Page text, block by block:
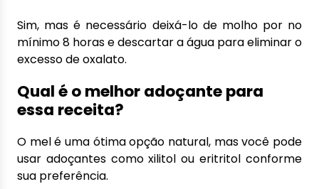
Sim, mas é necessário deixá-lo de molho por no
mínimo 8 horas e descartar a água para eliminar o
excesso de oxalato.
Qual é o melhor adoçante para
essa receita?
O mel é uma ótima opção natural, mas você pode
usar adoçantes como xilitol ou eritritol conforme
sua preferência.